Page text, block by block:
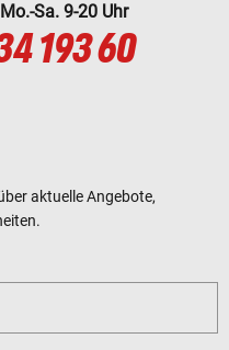
Sa. 9-20 Uhr
193 60
aktuelle Angebote,